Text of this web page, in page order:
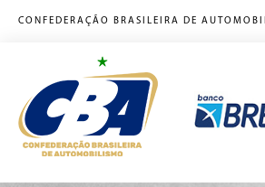
CONFEDERAÇÃO BRASILEIRA DE